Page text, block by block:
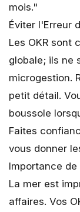
mois."
Éviter l'Erreur
Les OKR sont
globale; ils ne
microgestion.
petit détail.
boussole
Faites
vous donner
Importance de
La mer est
affaires. Vos